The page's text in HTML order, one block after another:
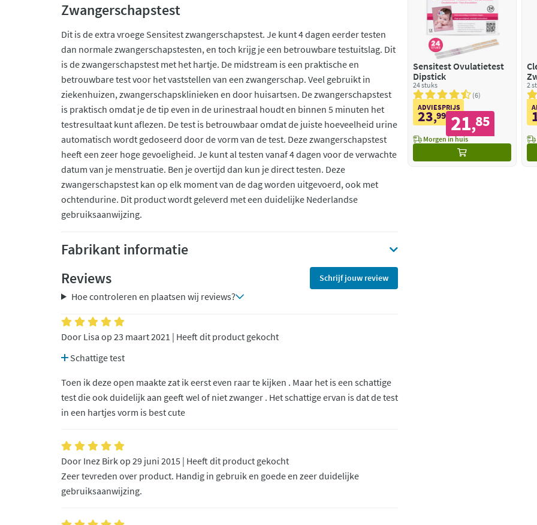
Zwangerschapstest
Dit is de extra vroege Sensitest zwangerschapstest. Je kunt 4 dagen eerder testen
dan normale zwangerschapstesten, en toch krijg je een betrouwbare testuitslag. Dit
is de zwangerschapstest met het hartje. De midstream is een praktische en
betrouwbare test voor het vaststellen van een zwangerschap. Veel gebruikt in
ziekenhuizen, zwangerschapsklinieken en door huisartsen. De zwangerschapstest
is praktisch omdat je de tip even in de urinestraal houdt en binnen 5 minuten het
testresultaat kunt aflezen. De test is betrouwbaar omdat de juiste hoeveelheid urine
automatisch wordt gedoseerd door de vorm van de test. Deze zwangerschapstest
heeft een zeer hoge gevoeligheid. Je kunt al testen vanaf 4 dagen voor de verwachte
datum van je menstruatie. Ben je overtijd dan kun je direct testen. Deze
zwangerschapstest kan op elk moment van de dag worden uitgevoerd, ook met
ochtendurine. Dit product wordt geleverd met een duidelijke Nederlandse
gebruiksaanwijzing.
Fabrikant informatie
Reviews
Schrijf jouw review
Hoe controleren en plaatsen wij reviews?
Door Lisa op 23 maart 2021 | Heeft dit product gekocht
Schattige test
Toen ik deze open maakte zat ik eerst even raar te kijken . Maar het is een schattige
test die ook duidelijk aan geeft wel of niet zwanger . Het schattige ervan is dat de test
in een hartjes vorm is best cute
Door Inez Birk op 29 juni 2015 | Heeft dit product gekocht
Zeer tevreden over product. Handig in gebruik en goede en zeer duidelijke
gebruiksaanwijzing.
Sensitest Ovulatietest
Dipstick
24 stuks
6
ADVIESPRIJS
23,99 21,85
Morgen in huis
2